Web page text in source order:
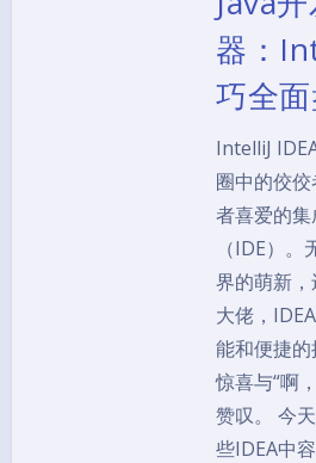
器：
巧全
IntelliJ
圈中的佼
者喜爱的
（IDE）
界的萌新
大佬，
能和便捷
惊喜与“啊
赞叹。 今
些IDEA中